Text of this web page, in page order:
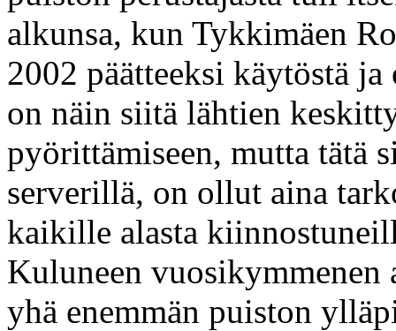
alkunsa, kun Tykkimäen
2002 päätteeksi käytöstä
on näin siitä lähtien
pyörittämiseen, mutta tätä
serverillä, on ollut aina
kaikille alasta
Kuluneen
yhä enemmän puiston